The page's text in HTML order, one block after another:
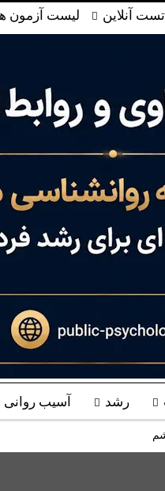
تست آنلاین لیست آزمون
رشد آسیب روانی